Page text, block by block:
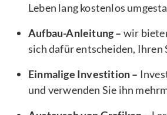
Leben lang kostenlos
Aufbau-Anleitung – wir
sich dafür entscheiden, Ihren
Einmalige Investition –
und verwenden Sie ihn